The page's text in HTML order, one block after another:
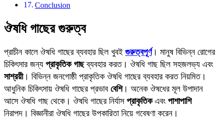
Conclusion
ঔষধি গাছের গুরুত্ব
প্রাচীন কালে ঔষধি গাছের ব্যবহার ছিল খুবই গুরুত্বপূর্ণ। মানুষ বিভিন্ন রোগের
চিকিৎসার জন্য প্রাকৃতিক গাছব্যবহার করত। ঔষধি গাছ ছিল সহজলভ্য এবং
সাশ্রয়ী। বিভিন্ন জনগোষ্ঠী প্রাকৃতিক ঔষধি গাছের ব্যবহার করত নিয়মিত।
আধুনিক চিকিৎসায় ঔষধি গাছের প্রভাব বেশি। অনেক ঔষধের মূল উপাদান
আসে ঔষধি গাছ থেকে। ঔষধি গাছের নির্যাস প্রাকৃতিকএবং পাশাপাশি
নিরাপদ। বিজ্ঞানীরা ঔষধি গাছের উপকারিতা নিয়ে গবেষণা করেন।